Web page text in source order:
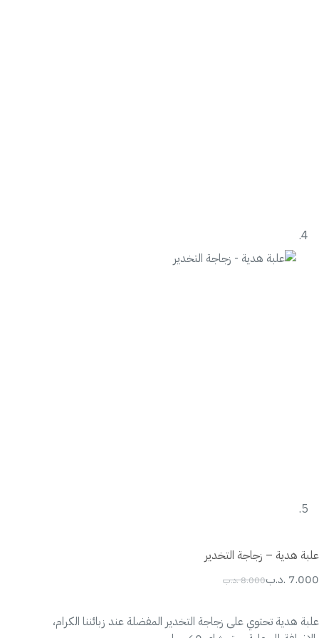
علبة هدية – زجاجة التخدير
8.000.د.ب
السعر
هو:
7.000 .د.بالسعر
هو:
علبة هدية تحتوي على زجاجة التخدير المفضلة عند زبائننا الكرام،